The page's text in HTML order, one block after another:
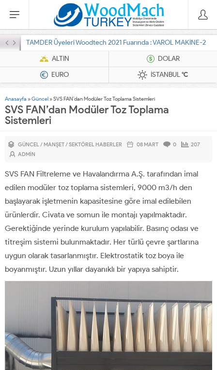
TAMDER Üyeleri Woodtech 2021 Fuarında : VAROL MAKİNE-2
ALTIN
DOLAR
EURO
İSTANBUL°C
Anasayfa »Güncel »SVS FAN’dan Modüler Toz Toplama Sistemleri
SVS FAN’dan Modüler Toz Toplama
Sistemleri
GÜNCEL/ MANŞET/SEKTÖREL HABERLER 08 MART 0
207
ADMIN
SVS FAN Filtreleme ve Havalandırma A.Ş. tarafından imal
edilen modüler toz toplama sistemleri, 9000 m3/h den
başlayarak işletmenin kapasitesine göre imal edilebilen
ürünlerdir. Civata ve somun ile montajı yapılmaktadır.
Gerektiğinde yerinde kurulum yapılabilir. Basınç odası ve
titreşim sistemi bulunmaktadır. Her türlü çevre şartlarına
uygun olarak tasarlanmıştır. Elektrostatik toz boya ile
boyanmıştır. Uzun yıllar dayanıklı bir yapıya sahiptir.